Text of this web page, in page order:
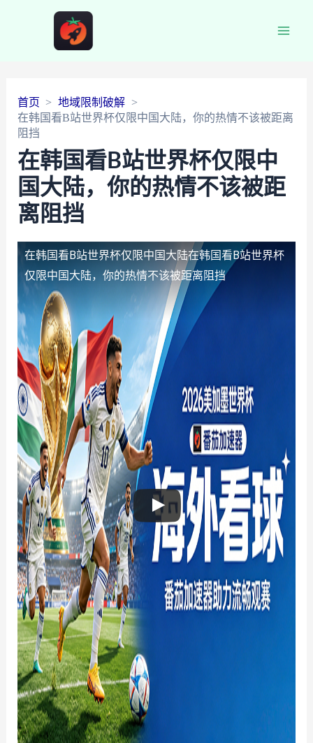
首页
地域限制破解
在韩国看B站世界杯仅限中国大陆，你的热情不该被距离
阻挡
在韩国看B站世界杯仅限中
国大陆，你的热情不该被距
离阻挡
在韩国看B站世界杯仅限中国大陆在韩国看B站世界杯
仅限中国大陆，你的热情不该被距离阻挡